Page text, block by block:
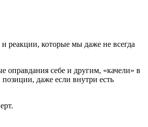
реакции, которые мы даже не всегда
оправдания себе и другим, «качели» в
позиции, даже если внутри есть